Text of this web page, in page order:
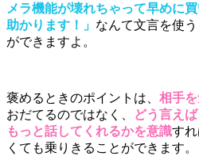
メラ機能が壊れちゃって早めに
助かります！」 なんて文言を使
ができますよ。
褒めるときのポイントは、 相手
おだてるのではなく、
どう言え
もっと話してくれるかを意識す
くても乗りきることができます。